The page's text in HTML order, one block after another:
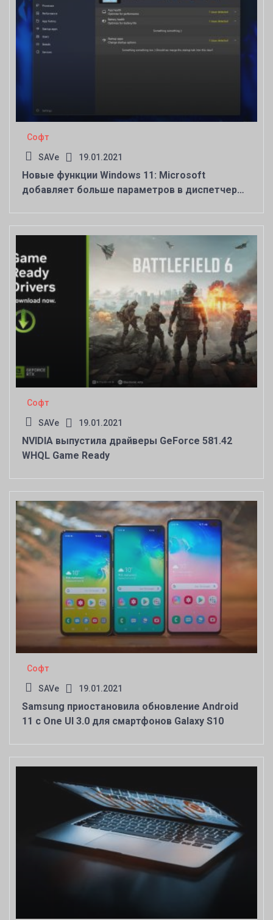
Софт
SAVe 19.01.2021
Новые функции Windows 11: Microsoft
добавляет больше параметров в диспетчер
Софт
SAVe 19.01.2021
NVIDIA выпустила драйверы GeForce 581.42
WHQL Game Ready
Софт
SAVe 19.01.2021
Samsung приостановила обновление Android
11 с One UI 3.0 для смартфонов Galaxy S10